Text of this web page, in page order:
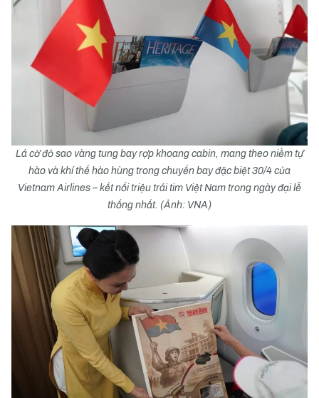
Lá cờ đỏ sao vàng tung bay rợp khoang cabin, mang theo niềm tự
hào và khí thế hào hùng trong chuyến bay đặc biệt 30/4 của
Vietnam Airlines – kết nối triệu trái tim Việt Nam trong ngày đại lễ
thống nhất. (Ảnh: VNA)